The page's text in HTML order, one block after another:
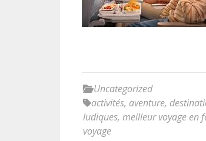
Uncategorized
activités, aventure,
ludiques, meilleur voyage en
voyage